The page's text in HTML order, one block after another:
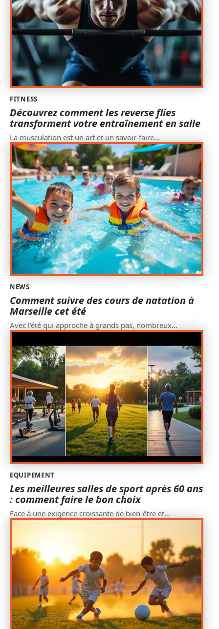
FITNESS
Découvrez comment les reverse flies
transforment votre entraînement en salle
La musculation est un art et un savoir-faire…
NEWS
Comment suivre des cours de natation à
Marseille cet été
Avec l'été qui approche à grands pas, nombreux…
EQUIPEMENT
Les meilleures salles de sport après 60 ans
: comment faire le bon choix
Face à une exigence croissante de bien-être et…